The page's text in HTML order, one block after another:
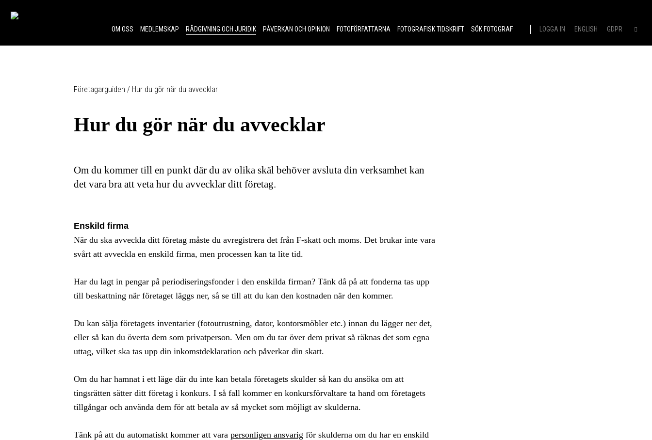
OM OSS
MEDLEMSKAP RÅDGIVNING OCH JURIDIK PÅVERKAN OCH OPINION FOTOFÖRFATTARNA FOTOGRAFISK TIDSKRIFT SÖK FOTOGRAF LOGGA IN ENGLISH GDPR
Företagarguiden / Hur du gör när du avvecklar
Hur du gör när du avvecklar
Om du kommer till en punkt där du av olika skäl behöver avsluta din verksamhet kan
det vara bra att veta hur du avvecklar ditt företag.
Enskild firma
När du ska avveckla ditt företag måste du avregistrera det från F-skatt och moms. Det brukar inte vara
svårt att avveckla en enskild firma, men processen kan ta lite tid.
Har du lagt in pengar på periodiseringsfonder i den enskilda firman? Tänk då på att fonderna tas upp
till beskattning när företaget läggs ner, så se till att du kan den kostnaden när den kommer.
Du kan sälja företagets inventarier (fotoutrustning, dator, kontorsmöbler etc.) innan du lägger ner det,
eller så kan du överta dem som privatperson. Men om du tar över dem privat så räknas det som egna
uttag, vilket ska tas upp din inkomstdeklaration och påverkar din skatt.
Om du har hamnat i ett läge där du inte kan betala företagets skulder så kan du ansöka om att
tingsrätten sätter ditt företag i konkurs. I så fall kommer en konkursförvaltare ta hand om företagets
tillgångar och använda dem för att betala av så mycket som möjligt av skulderna.
Tänk på att du automatiskt kommer att vara personligen ansvarig för skulderna om du har en enskild